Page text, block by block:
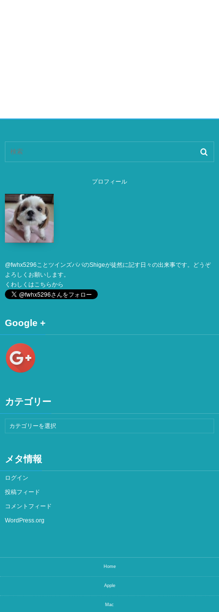
プロフィール
@fwhx5296 ことツインズパパのShigeが徒然に記す日々の出来事です。どうぞ
よろしくお願いします。
くわしくは こちらから
Google +
カテゴリー
メタ情報
ログイン
投稿フィード
コメントフィード
WordPress.org
Home
Apple
Mac